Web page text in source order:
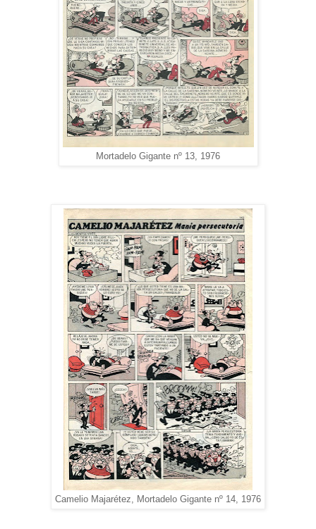
Mortadelo Gigante nº 13, 1976
Camelio Majarétez, Mortadelo Gigante nº 14, 1976